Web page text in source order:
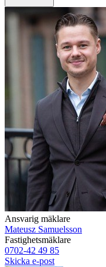
Ansvarig mäklare
Mateusz Samuelsson
Fastighetsmäklare
0702-42 49 85
Skicka e-post